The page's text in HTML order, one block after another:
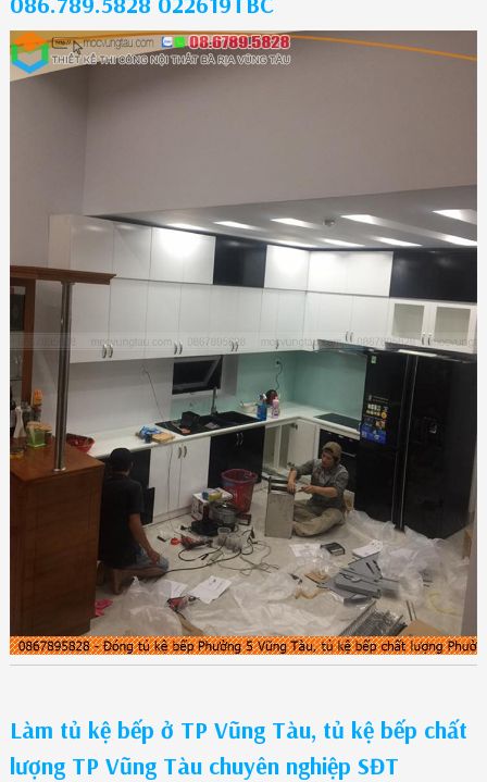
Làm tủ kệ bếp ở TP Vũng Tàu, tủ kệ bếp chất
lượng TP Vũng Tàu chuyên nghiệp SĐT